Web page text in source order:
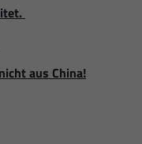
aus China!